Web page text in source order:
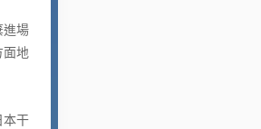
場
面地
干